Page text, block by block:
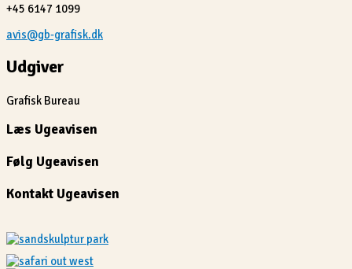
+45 6147 1099
avis@gb-grafisk.dk
Udgiver
Grafisk Bureau
Læs Ugeavisen
Følg Ugeavisen
Kontakt Ugeavisen